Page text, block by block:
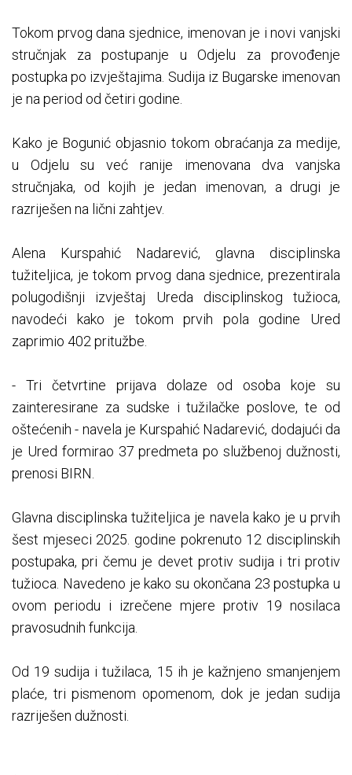
Tokom prvog dana sjednice, imenovan je i novi vanjski
stručnjak za postupanje u Odjelu za provođenje
postupka po izvještajima. Sudija iz Bugarske imenovan
je na period od četiri godine.
Kako je Bogunić objasnio tokom obraćanja za medije,
u Odjelu su već ranije imenovana dva vanjska
stručnjaka, od kojih je jedan imenovan, a drugi je
razriješen na lični zahtjev.
Alena Kurspahić Nadarević, glavna disciplinska
tužiteljica, je tokom prvog dana sjednice, prezentirala
polugodišnji izvještaj Ureda disciplinskog tužioca,
navodeći kako je tokom prvih pola godine Ured
zaprimio 402 pritužbe.
- Tri četvrtine prijava dolaze od osoba koje su
zainteresirane za sudske i tužilačke poslove, te od
oštećenih - navela je Kurspahić Nadarević, dodajući da
je Ured formirao 37 predmeta po službenoj dužnosti,
prenosi BIRN.
Glavna disciplinska tužiteljica je navela kako je u prvih
šest mjeseci 2025. godine pokrenuto 12 disciplinskih
postupaka, pri čemu je devet protiv sudija i tri protiv
tužioca. Navedeno je kako su okončana 23 postupka u
ovom periodu i izrečene mjere protiv 19 nosilaca
pravosudnih funkcija.
Od 19 sudija i tužilaca, 15 ih je kažnjeno smanjenjem
plaće, tri pismenom opomenom, dok je jedan sudija
razriješen dužnosti.